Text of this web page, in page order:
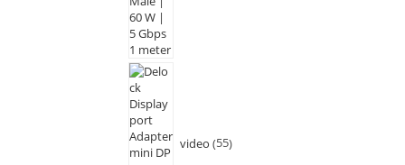
video 55